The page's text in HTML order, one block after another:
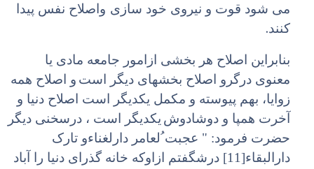
می شود قوت و نیروی خود سازی واصلاح نفس پیدا
کنند.
بنابراین اصلاح هر بخشی ازامور جامعه مادی یا
معنوی درگرو اصلاح بخشهای دیگر است و اصلاح همه
زوایا، بهم پیوسته و مکمل یکدیگر است اصلاح دنیا و
آخرت همپا و دوشادوش یکدیگر است ، درسخنی دیگر
حضرت فرمود: " عجبت ُ‌لعامر دارلغناء‌و تارک
دارالبقاء‌[11] درشگفتم ازاوکه خانه گذرای دنیا را آباد